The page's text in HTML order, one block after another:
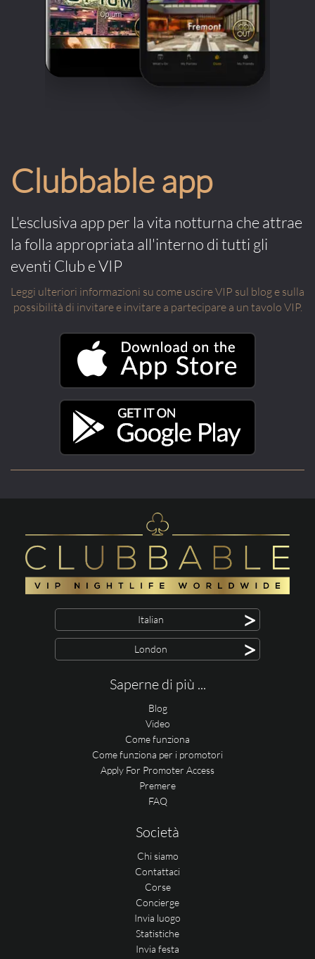
Clubbable app
L'esclusiva app per la vita notturna che attrae
la folla appropriata all'interno di tutti gli
eventi Club e VIP
Leggi ulteriori informazioni su come uscire VIP sul blog e sulla
possibilità di invitare e invitare a partecipare a un tavolo VIP.
Italian >
London >
Saperne di più ...
Blog
Video
Come funziona
Come funziona per i promotori
Apply For Promoter Access
Premere
FAQ
Società
Chi siamo
Contattaci
Corse
Concierge
Invia luogo
Statistiche
Invia festa